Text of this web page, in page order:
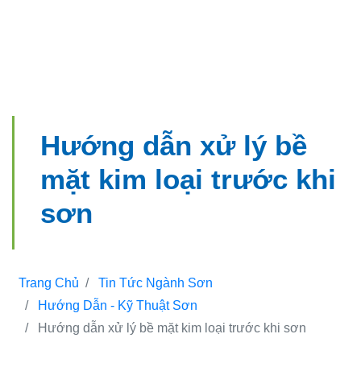
Hướng dẫn xử lý bề
mặt kim loại trước khi
sơn
Trang Chủ
Tin Tức Ngành Sơn
Hướng Dẫn - Kỹ Thuật Sơn
Hướng dẫn xử lý bề mặt kim loại trước khi sơn